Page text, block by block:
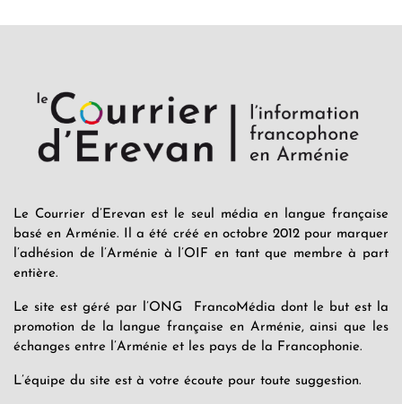
Le Courrier d’Erevan est le seul média en langue française
basé en Arménie. Il a été créé en octobre 2012 pour marquer
l’adhésion de l’Arménie à l’OIF en tant que membre à part
entière.
Le site est géré par l’ONG FrancoMédia dont le but est la
promotion de la langue française en Arménie, ainsi que les
échanges entre l’Arménie et les pays de la Francophonie.
L’équipe du site est à votre écoute pour toute suggestion.